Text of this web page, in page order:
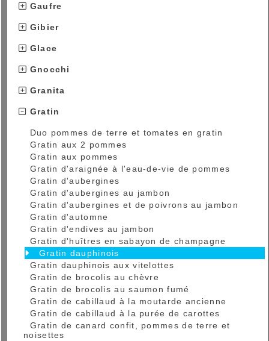
Gaufre
Gibier
Glace
Gnocchi
Granita
Gratin
Duo pommes de terre et tomates en gratin
Gratin aux 2 pommes
Gratin aux pommes
Gratin d'araignée à l'eau-de-vie de pommes
Gratin d'aubergines
Gratin d'aubergines au jambon
Gratin d'aubergines et de poivrons au jambon
Gratin d'automne
Gratin d'endives au jambon
Gratin d'huîtres en sabayon de champagne
Gratin dauphinois
Gratin dauphinois aux vitelottes
Gratin de brocolis au chèvre
Gratin de brocolis au saumon fumé
Gratin de cabillaud à la moutarde ancienne
Gratin de cabillaud à la purée de carottes
Gratin de canard confit, pommes de terre et
noisettes